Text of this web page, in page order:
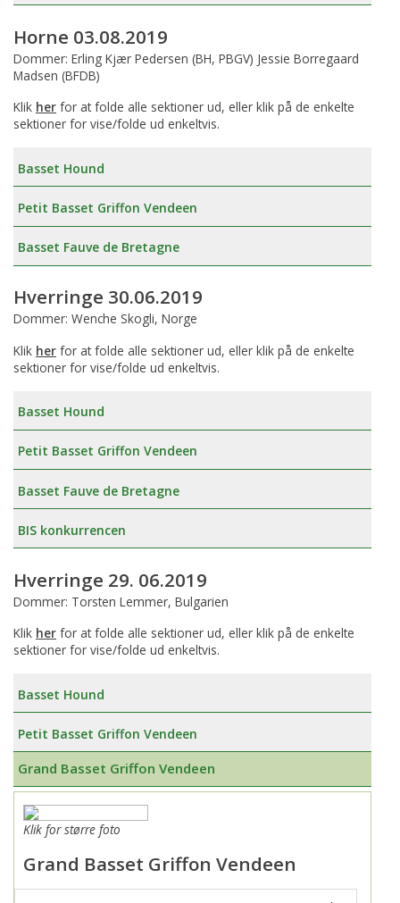
Horne 03.08.2019
Dommer: Erling Kjær Pedersen (BH, PBGV) Jessie Borregaard
Madsen (BFDB)
Klik her for at folde alle sektioner ud, eller klik på de enkelte
sektioner for vise/folde ud enkeltvis.
Basset Hound
Petit Basset Griffon Vendeen
Basset Fauve de Bretagne
Hverringe 30.06.2019
Dommer: Wenche Skogli, Norge
Klik her for at folde alle sektioner ud, eller klik på de enkelte
sektioner for vise/folde ud enkeltvis.
Basset Hound
Petit Basset Griffon Vendeen
Basset Fauve de Bretagne
BIS konkurrencen
Hverringe 29. 06.2019
Dommer: Torsten Lemmer, Bulgarien
Klik her for at folde alle sektioner ud, eller klik på de enkelte
sektioner for vise/folde ud enkeltvis.
Basset Hound
Petit Basset Griffon Vendeen
Grand Basset Griffon Vendeen
Klik for større foto
Grand Basset Griffon Vendeen